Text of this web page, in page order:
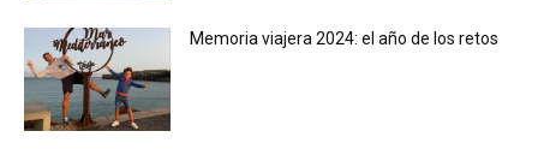
Memoria viajera 2024: el año de los retos